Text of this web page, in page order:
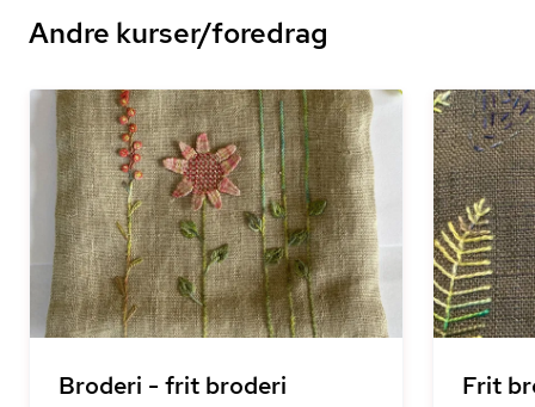
Andre kurser/foredrag
Broderi - frit broderi
Frit